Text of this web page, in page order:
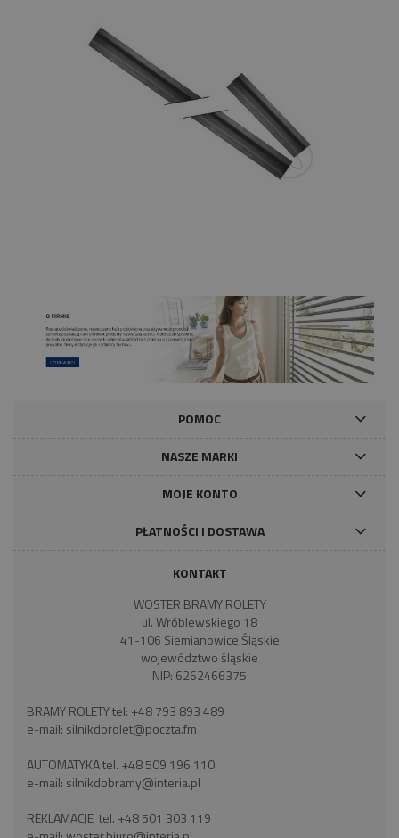
POMOC
NASZE MARKI
MOJE KONTO
PŁATNOŚCI I DOSTAWA
KONTAKT
WOSTER BRAMY ROLETY
ul. Wróblewskiego 18
41-106 Siemianowice Śląskie
województwo śląskie
NIP: 6262466375
BRAMY ROLETY tel: +48 793 893 489
e-mail: silnikdorolet@poczta.fm
AUTOMATYKA tel. +48 509 196 110
e-mail: silnikdobramy@interia.pl
REKLAMACJE tel. +48 501 303 119